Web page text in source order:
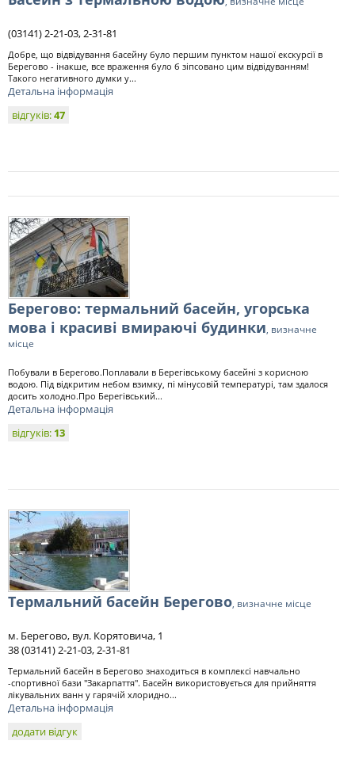
(03141) 2-21-03, 2-31-81
Добре, що відвідування басейну було першим пунктом нашої екскурсії в
Берегово - інакше, все враження було б зіпсовано цим відвідуванням!
Такого негативного думки у...
Детальна інформація
відгуків:47
Берегово: термальний басейн, угорська
мова і красиві вмираючі будинки, визначне
місце
Побували в Берегово.Поплавали в Берегівському басейні з корисною
водою. Під відкритим небом взимку, пі мінусовій температурі, там здалося
досить холодно.Про Берегівський...
Детальна інформація
відгуків: 13
Термальний басейн Берегово, визначне місце
м. Берегово, вул. Корятовича, 1
38 (03141) 2-21-03, 2-31-81
Термальний басейн в Берегово знаходиться в комплексі навчально
-спортивної бази "Закарпаття". Басейн використовується для прийняття
лікувальних ванн у гарячій хлоридно...
Детальна інформація
додати відгук